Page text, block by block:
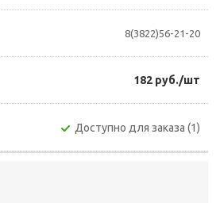
8(3822)56-21-20
182 руб./шт
Доступно для заказа (1)